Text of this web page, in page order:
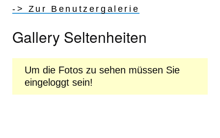
-> Zur Benutzergalerie
Gallery Seltenheiten
Um die Fotos zu sehen müssen Sie
eingeloggt sein!